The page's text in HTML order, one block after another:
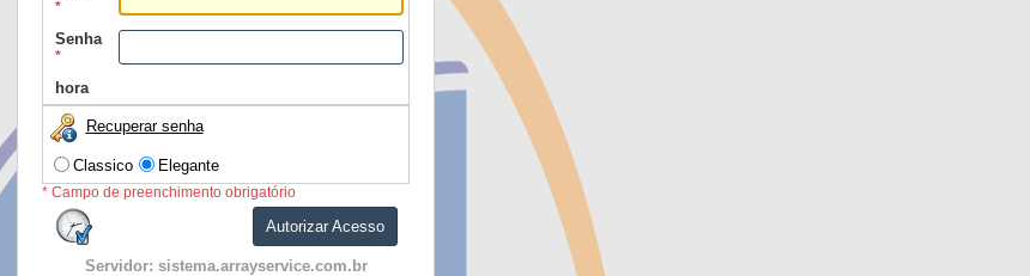
*
Senha
*
hora
Recuperar senha
Classico Elegante
* Campo de preenchimento obrigatório
Autorizar Acesso
Servidor: sistema.arrayservice.com.br